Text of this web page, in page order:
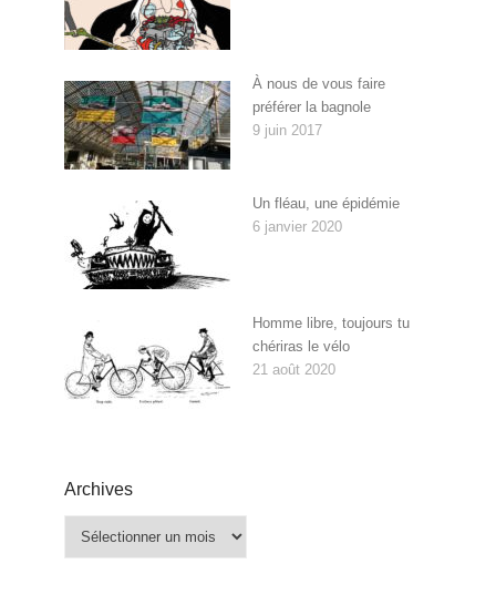
À nous de vous faire
préférer la bagnole
9 juin 2017
Un fléau, une épidémie
6 janvier 2020
Homme libre, toujours tu
chériras le vélo
21 août 2020
Archives